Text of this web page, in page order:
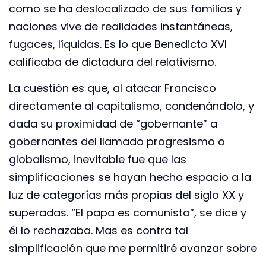
como se ha deslocalizado de sus familias y
naciones vive de realidades instantáneas,
fugaces, líquidas. Es lo que Benedicto XVI
calificaba de dictadura del relativismo.
La cuestión es que, al atacar Francisco
directamente al capitalismo, condenándolo, y
dada su proximidad de “gobernante” a
gobernantes del llamado progresismo o
globalismo, inevitable fue que las
simplificaciones se hayan hecho espacio a la
luz de categorías más propias del siglo XX y
superadas. “El papa es comunista”, se dice y
él lo rechazaba. Mas es contra tal
simplificación que me permitiré avanzar sobre